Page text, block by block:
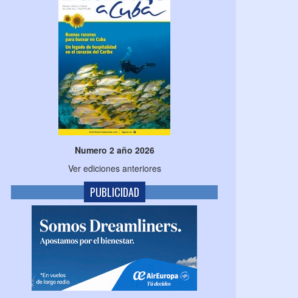
Numero 2 año 2026
Ver ediciones anteriores
PUBLICIDAD